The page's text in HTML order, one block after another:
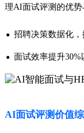
理AI面试评测的优势
· 招聘决策数据化，
· 面试效率提升
AI面试评测价值